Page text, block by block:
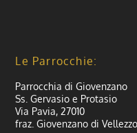
Le Parrocchie:
Parrocchia di Giovenzano
Ss. Gervasio e Protasio
Via Pavia, 27010
fraz. Giovenzano di